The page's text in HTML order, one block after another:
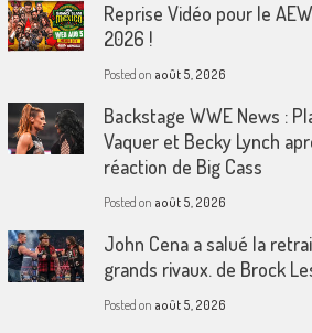
Reprise Vidéo pour le
2026 !
Posted on août 5, 2026
Backstage WWE News :
Vaquer et Becky Lynch
réaction de Big Cass
Posted on août 5, 2026
John Cena a salué la
grands rivaux. de Brock
Posted on août 5, 2026